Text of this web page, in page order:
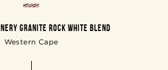
GRANITE ROCK WHITE BLEND
Western Cape